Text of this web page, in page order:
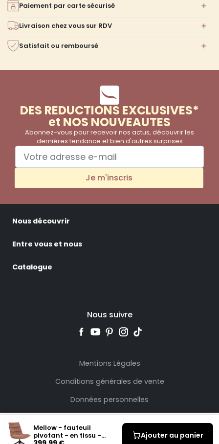
Mellow - fauteuil
pivotant - en tissu -
Ajouter au panier
Paiement par carte sécurisé
Livraison chez vous sur RDV
Satisfait ou remboursé
DES REDUCTIONS EXCLUSIVES*
et NOS NOUVEAUTES
Abonnez-vous pour recevoir nos actus, découvrir les
dernières tendance et bien d'autres surprises
Je m'inscris
Nous découvrir
Entre vous et nous
Catalogue
Nous suivre
Mentions Légales
Conditions générales de vente
Données personnelles